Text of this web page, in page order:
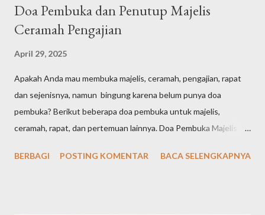
Doa Pembuka dan Penutup Majelis
Ceramah Pengajian
April 29, 2025
Apakah Anda mau membuka majelis, ceramah, pengajian, rapat
dan sejenisnya, namun bingung karena belum punya doa
pembuka? Berikut beberapa doa pembuka untuk majelis,
ceramah, rapat, dan pertemuan lainnya. Doa Pembuka Majelis
latin: "Alḥamdu lillāhil-lażī hadānā lihāżā, wa mā kunnā
BERBAGI POSTING KOMENTAR BACA SELENGKAPNYA